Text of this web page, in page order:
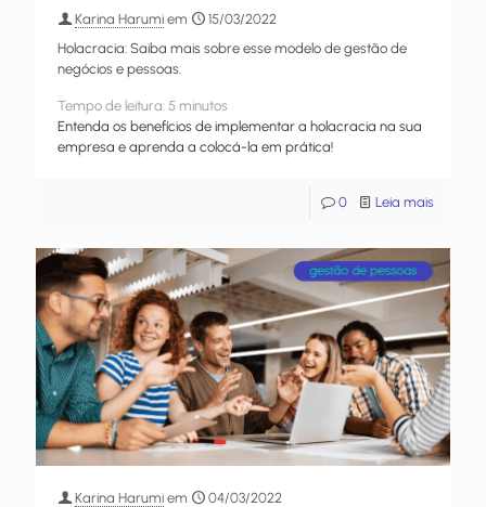
Karina Harumi em
15/03/2022
Holacracia: Saiba mais sobre esse modelo de gestão de
negócios e pessoas.
Tempo de leitura: 5 minutos
Entenda os benefícios de implementar a holacracia na sua
empresa e aprenda a colocá-la em prática!
0 Leia mais
Karina Harumi em
04/03/2022